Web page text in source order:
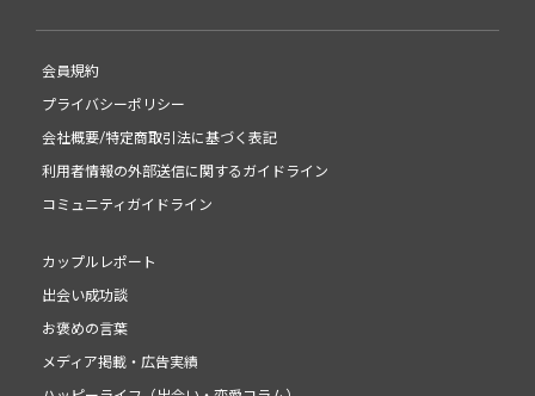
会員規約
プライバシーポリシー
会社概要/特定商取引法に基づく表記
利用者情報の外部送信に関するガイドライン
コミュニティガイドライン
カップルレポート
出会い成功談
お褒めの言葉
メディア掲載・広告実績